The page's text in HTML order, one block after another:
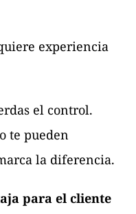
experiencia
el control.
te pueden
la diferencia.
para el cliente